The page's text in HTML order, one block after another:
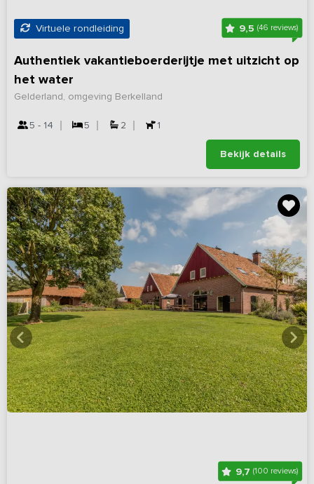
Virtuele rondleiding 9,5 (46 reviews)
Authentiek vakantieboerderijtje met uitzicht op
het water
Gelderland, omgeving Berkelland
5 - 14 5 2 1
Bekijk details
9,7 (100 reviews)